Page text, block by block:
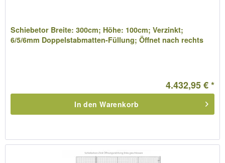
Schiebetor Breite: 300cm; Höhe: 100cm; Verzinkt;
6/5/6mm Doppelstabmatten-Füllung; Öffnet nach rechts
4.432,95 € *
In den Warenkorb